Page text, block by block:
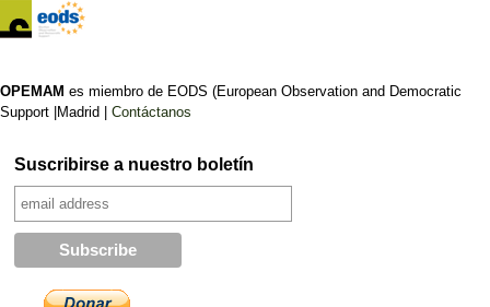
OPEMAM es miembro de EODS (European Observation and Democratic
Support |Madrid | Contáctanos
Suscribirse a nuestro boletín